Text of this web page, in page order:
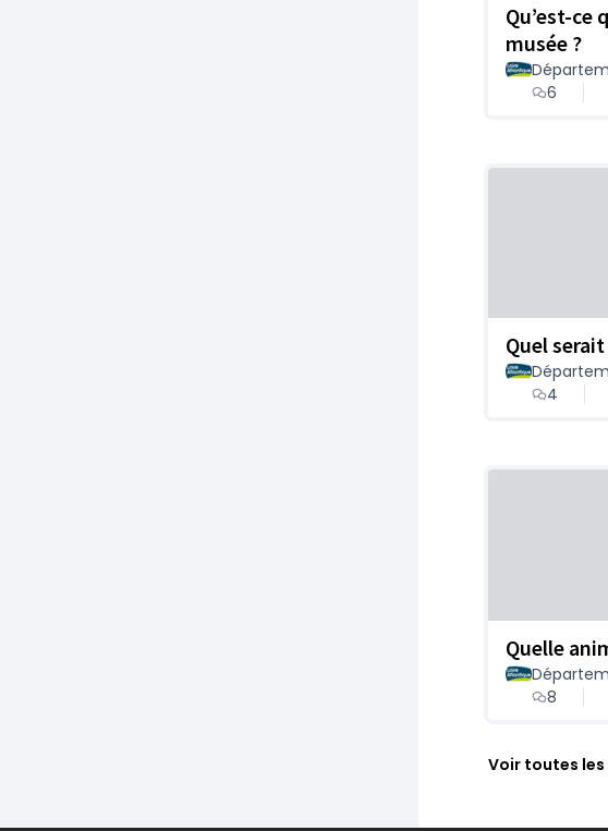
Qu’est-ce
musée ?
6
Quel
4
Quelle
8
Voir toutes